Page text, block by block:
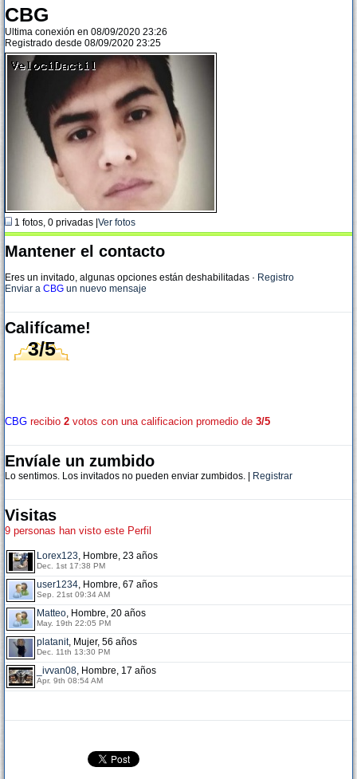
CBG
Ultima conexión en 08/09/2020 23:26
Registrado desde 08/09/2020 23:25
1 fotos, 0 privadas | Ver fotos
Mantener el contacto
Eres un invitado, algunas opciones están deshabilitadas · Registro
Enviar a CBG un nuevo mensaje
Califícame!
3/5
CBG recibio 2 votos con una calificacion promedio de 3/5
Envíale un zumbido
Lo sentimos. Los invitados no pueden enviar zumbidos. | Registrar
Visitas
9 personas han visto este Perfil
Lorex123, Hombre, 23 años
Dec. 1st 17:38 PM
user1234, Hombre, 67 años
Sep. 21st 09:34 AM
Matteo, Hombre, 20 años
May. 19th 22:05 PM
platanit, Mujer, 56 años
Dec. 11th 13:30 PM
_ivvan08, Hombre, 17 años
Apr. 9th 08:54 AM